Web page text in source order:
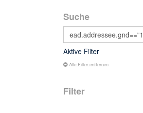
Suche
Aktive Filter
Alle Filter entfernen
Filter